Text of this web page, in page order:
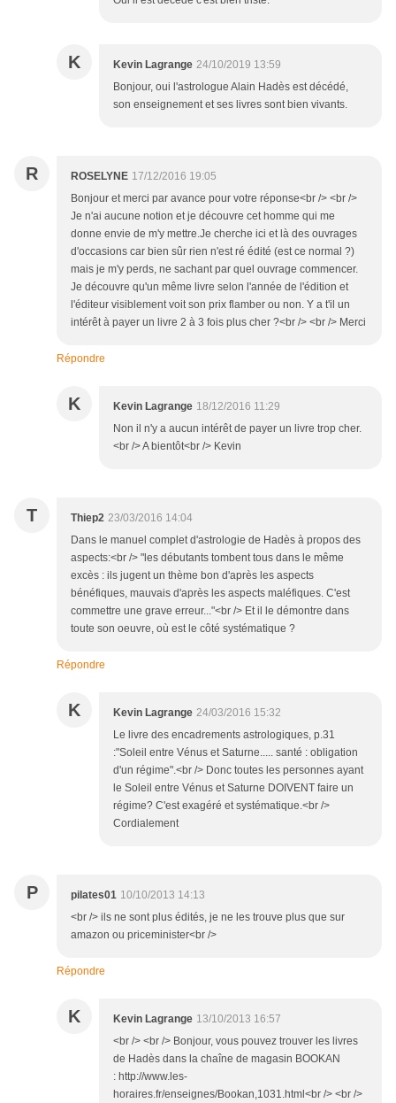
K Kevin Lagrange 24/10/2019 13:59
Bonjour, oui l'astrologue Alain Hadès est décédé,
son enseignement et ses livres sont bien vivants.
R ROSELYNE 17/12/2016 19:05
Bonjour et merci par avance pour votre réponse<br /> <br />
Je n'ai aucune notion et je découvre cet homme qui me
donne envie de m'y mettre.Je cherche ici et là des ouvrages
d'occasions car bien sûr rien n'est ré édité (est ce normal ?)
mais je m'y perds, ne sachant par quel ouvrage commencer.
Je découvre qu'un même livre selon l'année de l'édition et
l'éditeur visiblement voit son prix flamber ou non. Y a t'il un
intérêt à payer un livre 2 à 3 fois plus cher ?<br /> <br /> Merci
Répondre
K Kevin Lagrange 18/12/2016 11:29
Non il n'y a aucun intérêt de payer un livre trop cher.
<br /> A bientôt<br /> Kevin
T Thiep2 23/03/2016 14:04
Dans le manuel complet d'astrologie de Hadès à propos des
aspects:<br /> "les débutants tombent tous dans le même
excès : ils jugent un thème bon d'après les aspects
bénéfiques, mauvais d'après les aspects maléfiques. C'est
commettre une grave erreur..."<br /> Et il le démontre dans
toute son oeuvre, où est le côté systématique ?
Répondre
K Kevin Lagrange 24/03/2016 15:32
Le livre des encadrements astrologiques, p.31
:"Soleil entre Vénus et Saturne..... santé : obligation
d'un régime".<br /> Donc toutes les personnes ayant
le Soleil entre Vénus et Saturne DOIVENT faire un
régime? C'est exagéré et systématique.<br />
Cordialement
P pilates01 10/10/2013 14:13
<br /> ils ne sont plus édités, je ne les trouve plus que sur
amazon ou priceminister<br />
Répondre
K Kevin Lagrange 13/10/2013 16:57
<br /> <br /> Bonjour, vous pouvez trouver les livres
de Hadès dans la chaîne de magasin BOOKAN
: http://www.les-
horaires.fr/enseignes/Bookan,1031.html<br /> <br />